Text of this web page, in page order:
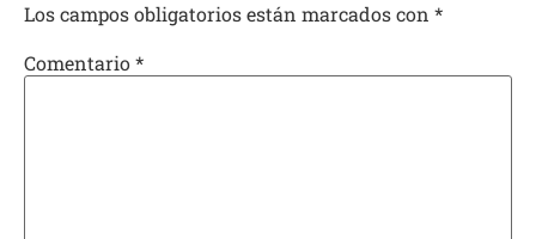
Los campos obligatorios están marcados con *
Comentario*